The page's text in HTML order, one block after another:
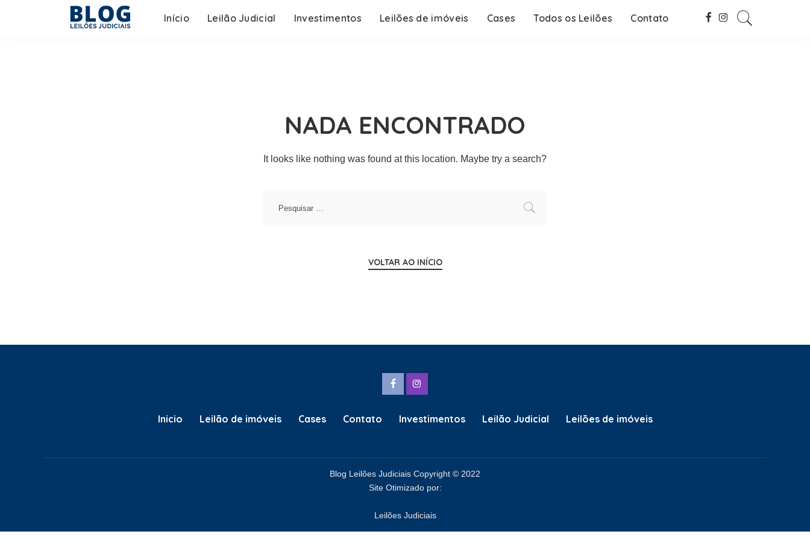
Início Leilão Judicial Investimentos Leilões de imóveis Cases Todos os Leilões Contato
NADA ENCONTRADO
It looks like nothing was found at this location. Maybe try a search?
VOLTAR AO INÍCIO
Inicio Leilão de imóveis Cases Contato Investimentos Leilão Judicial Leilões de imóveis
Blog Leilões Judiciais Copyright © 2022
Site Otimizado por:
Leilões Judiciais